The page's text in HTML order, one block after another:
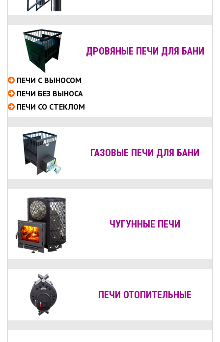
ДРОВЯНЫЕ ПЕЧИ ДЛЯ БАНИ
ПЕЧИ С ВЫНОСОМ
ПЕЧИ БЕЗ ВЫНОСА
ПЕЧИ СО СТЕКЛОМ
ГАЗОВЫЕ ПЕЧИ ДЛЯ БАНИ
ЧУГУННЫЕ ПЕЧИ
ПЕЧИ ОТОПИТЕЛЬНЫЕ